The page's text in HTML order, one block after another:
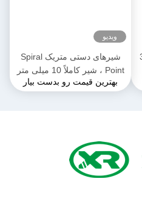
ویدیو
شیرهای دستی متریک Spiral
Point ، شیر کاملاً 10 میلی متر
X 1 میلی متری برای دستگاهبهترین قیمت رو بدست بیار